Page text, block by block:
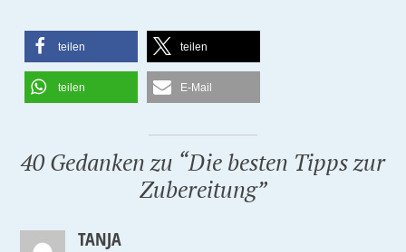
teilen teilen
teilen E-Mail
40 Gedanken zu “Die besten Tipps zur
Zubereitung”
TANJA